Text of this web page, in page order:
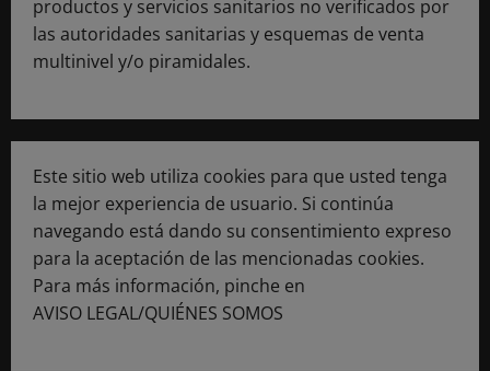
productos y servicios sanitarios no verificados por
las autoridades sanitarias y esquemas de venta
multinivel y/o piramidales.
Este sitio web utiliza cookies para que usted tenga
la mejor experiencia de usuario. Si continúa
navegando está dando su consentimiento expreso
para la aceptación de las mencionadas cookies.
Para más información, pinche en
AVISO LEGAL/QUIÉNES SOMOS